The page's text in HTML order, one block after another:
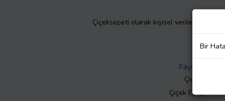
Çiçeksepeti olarak kişisel verilerinizin
Faydalı Bilgiler
Çiçek Bakımı
Çiçek Eşliğinde
Bir